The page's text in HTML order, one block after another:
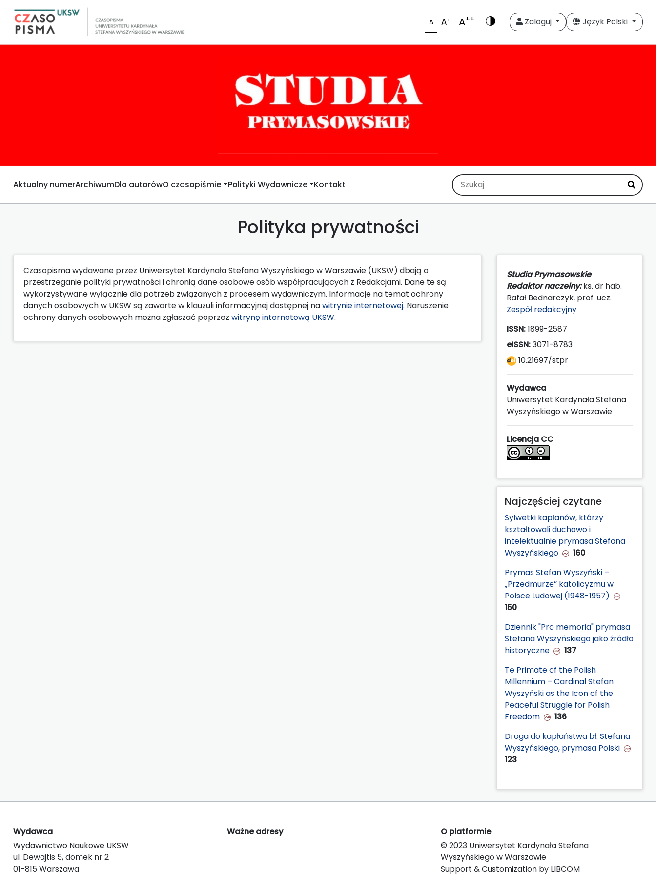
A A+ A++ Zaloguj Język Polski
Aktualny numerArchiwumDla autorówO czasopiśmie Polityki Wydawnicze Kontakt
Polityka prywatności
Czasopisma wydawane przez Uniwersytet Kardynała Stefana Wyszyńskiego w Warszawie (UKSW) dbają o
przestrzeganie polityki prywatności i chronią dane osobowe osób współpracujących z Redakcjami. Dane te są
wykorzystywane wyłącznie dla potrzeb związanych z procesem wydawniczym. Informacje na temat ochrony
danych osobowych w UKSW są zawarte w klauzuli informacyjnej dostępnej nawitrynie internetowej. Naruszenie
ochrony danych osobowych można zgłaszać poprzez witrynę internetową UKSW.
Studia Prymasowskie
Redaktor naczelny:ks. dr hab.
Rafał Bednarczyk, prof. ucz.
Zespół redakcyjny
ISSN:1899-2587
eISSN:3071-8783
10.21697/stpr
Wydawca
Uniwersytet Kardynała Stefana
Wyszyńskiego w Warszawie
Licencja CC
Najczęściej czytane
Sylwetki kapłanów, którzy
kształtowali duchowo i
intelektualnie prymasa Stefana
Wyszyńskiego
160
Prymas Stefan Wyszyński –
„Przedmurze” katolicyzmu w
Polsce Ludowej (1948-1957)
150
Dziennik "Pro memoria" prymasa
Stefana Wyszyńskiego jako źródło
historyczne
137
Te Primate of the Polish
Millennium – Cardinal Stefan
Wyszyński as the Icon of the
Peaceful Struggle for Polish
Freedom
136
Droga do kapłaństwa bł. Stefana
Wyszyńskiego, prymasa Polski
123
Wydawca
Wydawnictwo Naukowe UKSW
ul. Dewajtis 5, domek nr 2
01-815 Warszawa
Ważne adresy
O platformie
© 2023 Uniwersytet Kardynała Stefana
Wyszyńskiego w Warszawie
Support & Customization by LIBCOM